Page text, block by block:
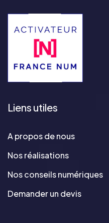
Liens utiles
A propos de nous
Nos réalisations
Nos conseils numériques
Demander un devis